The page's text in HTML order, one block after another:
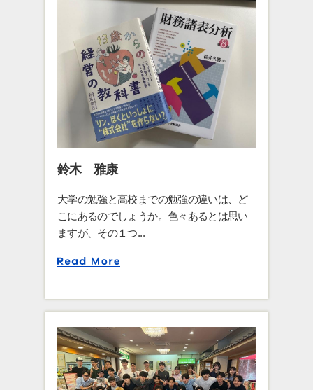
鈴木 雅康
大学の勉強と高校までの勉強の違いは、ど
こにあるのでしょうか。色々あるとは思い
ますが、その１つ...